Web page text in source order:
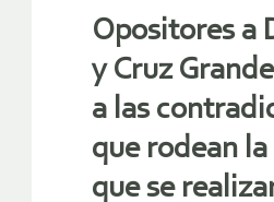
Opositores a
y Cruz
a las
que rodean la
que se